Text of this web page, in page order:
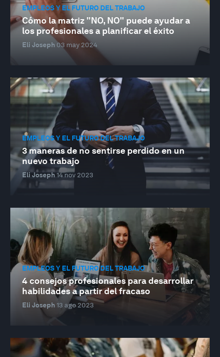
EMPLEOS Y EL FUTURO DEL TRABAJO
Cómo la matriz "NO, NO" puede ayudar a
los profesionales a planificar el éxito
Eli Joseph 03 may 2024
EMPLEOS Y EL FUTURO DEL TRABAJO
3 maneras de no sentirse perdido en un
nuevo trabajo
Eli Joseph14 nov 2023
EMPLEOS Y EL FUTURO DEL TRABAJO
4 consejos profesionales para desarrollar
habilidades a partir del fracaso
Eli Joseph13 ago 2023